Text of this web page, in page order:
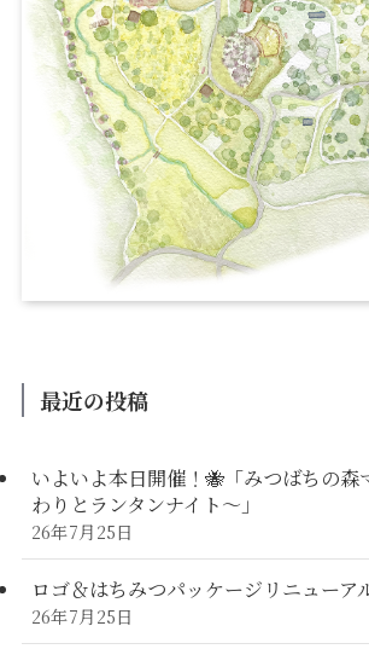
最近の投稿
いよいよ本日開催！🐝「みつばちの森
わりとランタンナイト〜」
26年7月25日
ロゴ＆はちみつパッケージリニューア
26年7月25日